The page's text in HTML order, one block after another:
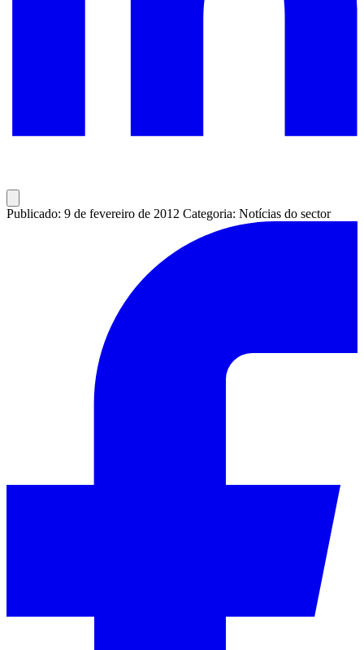
Publicado: 9 de fevereiro de 2012 Categoria: Notícias do sector